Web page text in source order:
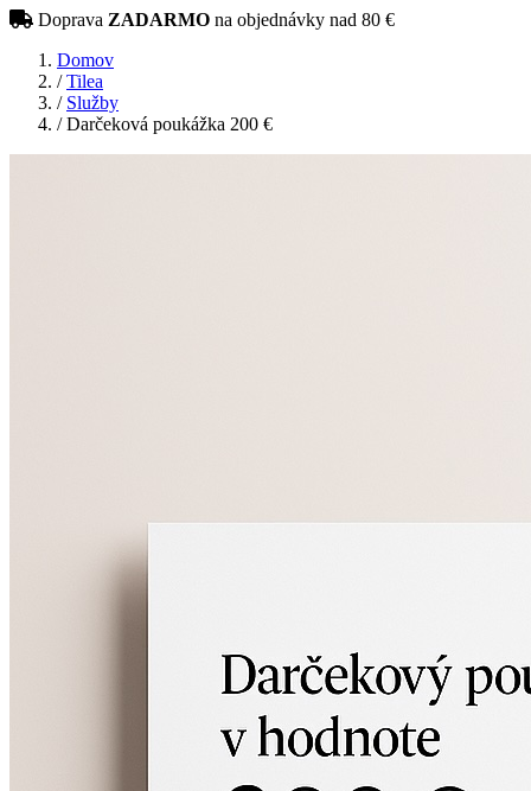
Doprava ZADARMO na objednávky nad 80 €
Domov
/ Tilea
/ Služby
/Darčeková poukážka 200 €